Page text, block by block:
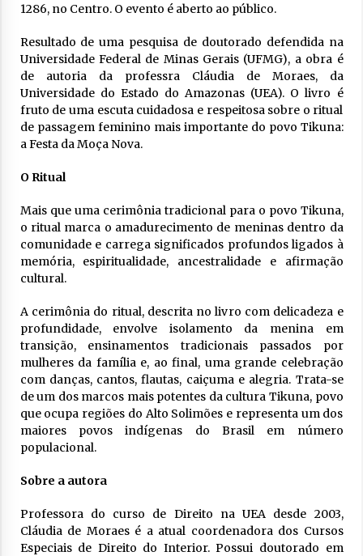
1286, no Centro. O evento é aberto ao público.
Resultado de uma pesquisa de doutorado defendida na
Universidade Federal de Minas Gerais (UFMG), a obra é
de autoria da professra Cláudia de Moraes, da
Universidade do Estado do Amazonas (UEA). O livro é
fruto de uma escuta cuidadosa e respeitosa sobre o ritual
de passagem feminino mais importante do povo Tikuna:
a Festa da Moça Nova.
O Ritual
Mais que uma cerimônia tradicional para o povo Tikuna,
o ritual marca o amadurecimento de meninas dentro da
comunidade e carrega significados profundos ligados à
memória, espiritualidade, ancestralidade e afirmação
cultural.
A cerimônia do ritual, descrita no livro com delicadeza e
profundidade, envolve isolamento da menina em
transição, ensinamentos tradicionais passados por
mulheres da família e, ao final, uma grande celebração
com danças, cantos, flautas, caiçuma e alegria. Trata-se
de um dos marcos mais potentes da cultura Tikuna, povo
que ocupa regiões do Alto Solimões e representa um dos
maiores povos indígenas do Brasil em número
populacional.
Sobre a autora
Professora do curso de Direito na UEA desde 2003,
Cláudia de Moraes é a atual coordenadora dos Cursos
Especiais de Direito do Interior. Possui doutorado em